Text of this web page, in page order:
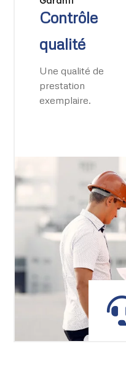
Contrôle
qualité
Une qualité de
prestation
exemplaire.